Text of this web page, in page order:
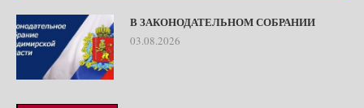
В ЗАКОНОДАТЕЛЬНОМ СОБРАНИИ
03.08.2026